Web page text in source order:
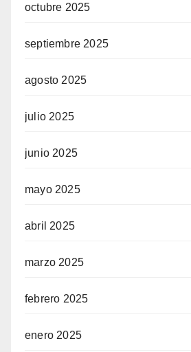
octubre 2025
septiembre 2025
agosto 2025
julio 2025
junio 2025
mayo 2025
abril 2025
marzo 2025
febrero 2025
enero 2025